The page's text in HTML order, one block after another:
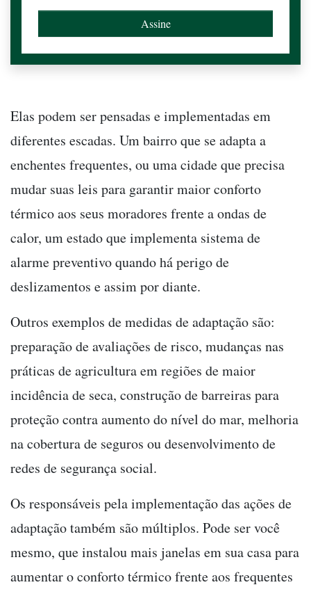
Elas podem ser pensadas e implementadas em
diferentes escadas. Um bairro que se adapta a
enchentes frequentes, ou uma cidade que precisa
mudar suas leis para garantir maior conforto
térmico aos seus moradores frente a ondas de
calor, um estado que implementa sistema de
alarme preventivo quando há perigo de
deslizamentos e assim por diante.
Outros exemplos de medidas de adaptação são:
preparação de avaliações de risco, mudanças nas
práticas de agricultura em regiões de maior
incidência de seca, construção de barreiras para
proteção contra aumento do nível do mar, melhoria
na cobertura de seguros ou desenvolvimento de
redes de segurança social.
Os responsáveis pela implementação das ações de
adaptação também são múltiplos. Pode ser você
mesmo, que instalou mais janelas em sua casa para
aumentar o conforto térmico frente aos frequentes